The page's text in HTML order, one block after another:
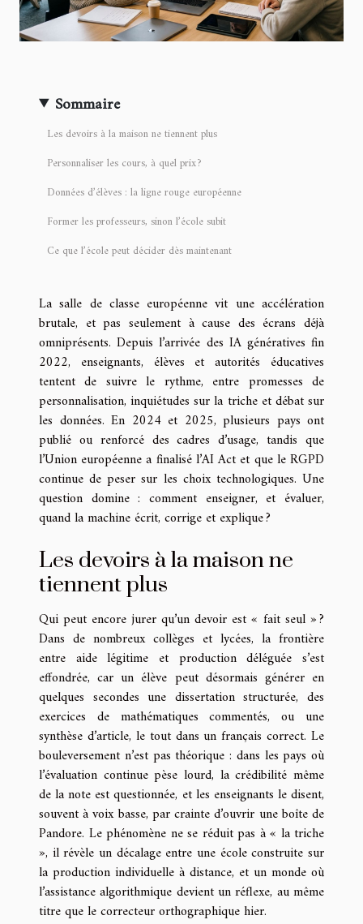
Sommaire
Les devoirs à la maison ne tiennent plus
Personnaliser les cours, à quel prix ?
Données d’élèves : la ligne rouge européenne
Former les professeurs, sinon l’école subit
Ce que l’école peut décider dès maintenant
La salle de classe européenne vit une accélération
brutale, et pas seulement à cause des écrans déjà
omniprésents. Depuis l’arrivée des IA génératives fin
2022, enseignants, élèves et autorités éducatives
tentent de suivre le rythme, entre promesses de
personnalisation, inquiétudes sur la triche et débat sur
les données. En 2024 et 2025, plusieurs pays ont
publié ou renforcé des cadres d’usage, tandis que
l’Union européenne a finalisé l’AI Act et que le RGPD
continue de peser sur les choix technologiques. Une
question domine : comment enseigner, et évaluer,
quand la machine écrit, corrige et explique ?
Les devoirs à la maison ne
tiennent plus
Qui peut encore jurer qu’un devoir est « fait seul » ?
Dans de nombreux collèges et lycées, la frontière
entre aide légitime et production déléguée s’est
effondrée, car un élève peut désormais générer en
quelques secondes une dissertation structurée, des
exercices de mathématiques commentés, ou une
synthèse d’article, le tout dans un français correct. Le
bouleversement n’est pas théorique : dans les pays où
l’évaluation continue pèse lourd, la crédibilité même
de la note est questionnée, et les enseignants le disent,
souvent à voix basse, par crainte d’ouvrir une boîte de
Pandore. Le phénomène ne se réduit pas à « la triche
», il révèle un décalage entre une école construite sur
la production individuelle à distance, et un monde où
l’assistance algorithmique devient un réflexe, au même
titre que le correcteur orthographique hier.